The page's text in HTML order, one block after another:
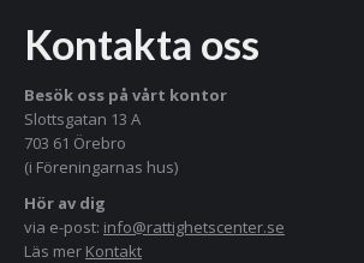
Kontakta oss
Besök oss på vårt kontor
Slottsgatan 13 A
703 61 Örebro
(i Föreningarnas hus)
Hör av dig
via e-post: info@rattighetscenter.se
Läs mer Kontakt